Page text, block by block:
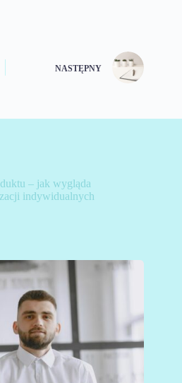
NASTĘPNY
– jak wygląda
indywidualnych